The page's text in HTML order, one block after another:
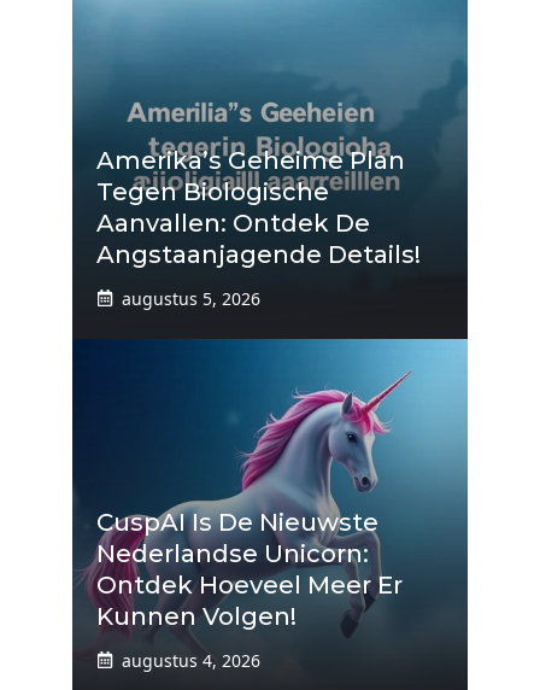
Amerika’s Geheime Plan
Tegen Biologische
Aanvallen: Ontdek De
Angstaanjagende Details!
augustus 5, 2026
CuspAI Is De Nieuwste
Nederlandse Unicorn:
Ontdek Hoeveel Meer Er
Kunnen Volgen!
augustus 4, 2026